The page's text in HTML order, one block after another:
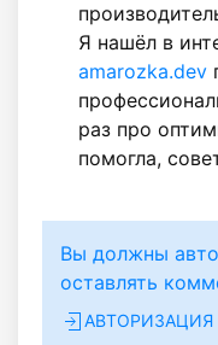
Я нашёл в
amarozka.dev
раз про
помогла,
Вы должны
оставлять
АВТОРИЗАЦИЯ